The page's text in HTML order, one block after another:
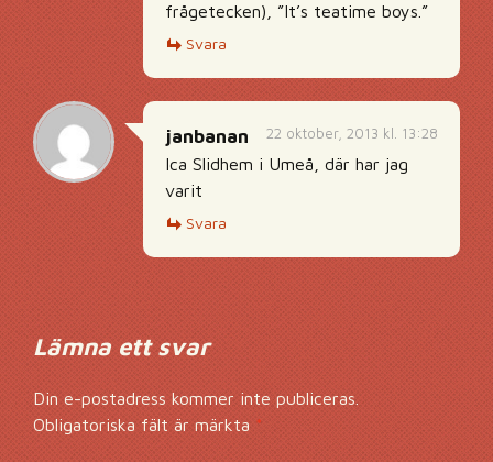
frågetecken), ”It’s teatime boys.”
Svara
22 oktober, 2013 kl. 13:28
janbanan
Ica Slidhem i Umeå, där har jag
varit
Svara
Lämna ett svar
Din e-postadress kommer inte publiceras.
Obligatoriska fält är märkta *